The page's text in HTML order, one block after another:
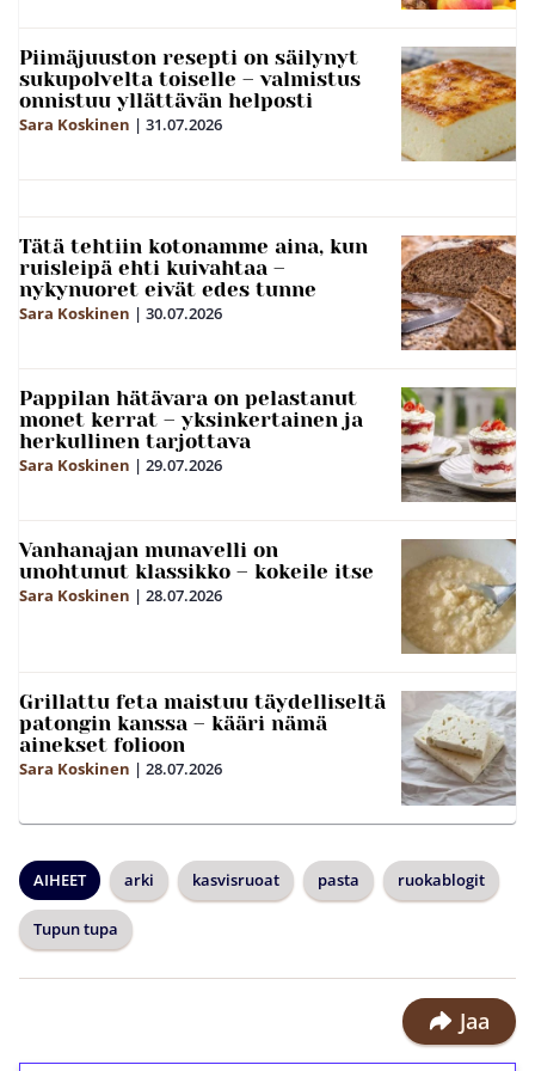
Piimäjuuston resepti on säilynyt
sukupolvelta toiselle – valmistus
onnistuu yllättävän helposti
Sara Koskinen | 31.07.2026
Tätä tehtiin kotonamme aina, kun
ruisleipä ehti kuivahtaa –
nykynuoret eivät edes tunne
Sara Koskinen | 30.07.2026
Pappilan hätävara on pelastanut
monet kerrat – yksinkertainen ja
herkullinen tarjottava
Sara Koskinen | 29.07.2026
Vanhanajan munavelli on
unohtunut klassikko – kokeile itse
Sara Koskinen | 28.07.2026
Grillattu feta maistuu täydelliseltä
patongin kanssa – kääri nämä
ainekset folioon
Sara Koskinen | 28.07.2026
AIHEET arki kasvisruoat pasta ruokablogit
Tupun tupa
Jaa